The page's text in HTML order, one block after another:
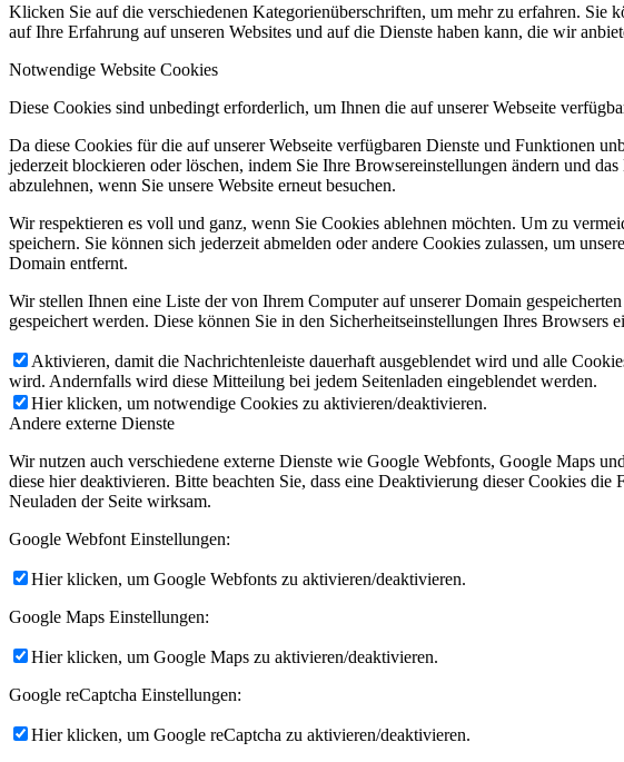
Klicken Sie auf die verschiedenen Kategorienüberschriften, um mehr zu erfahren.
auf Ihre Erfahrung auf unseren Websites und auf die Dienste haben kann, die wir
Notwendige Website Cookies
Diese Cookies sind unbedingt erforderlich, um Ihnen die auf unserer Webseite
Da diese Cookies für die auf unserer Webseite verfügbaren Dienste und Funktionen
jederzeit blockieren oder löschen, indem Sie Ihre Browsereinstellungen ändern und
abzulehnen, wenn Sie unsere Website erneut besuchen.
Wir respektieren es voll und ganz, wenn Sie Cookies ablehnen möchten. Um zu
speichern. Sie können sich jederzeit abmelden oder andere Cookies zulassen, um
Domain entfernt.
Wir stellen Ihnen eine Liste der von Ihrem Computer auf unserer Domain
gespeichert werden. Diese können Sie in den Sicherheitseinstellungen Ihres Browsers
Aktivieren, damit die Nachrichtenleiste dauerhaft ausgeblendet wird und alle
wird. Andernfalls wird diese Mitteilung bei jedem Seitenladen eingeblendet werden.
Hier klicken, um notwendige Cookies zu aktivieren/deaktivieren.
Andere externe Dienste
Wir nutzen auch verschiedene externe Dienste wie Google Webfonts, Google Maps
diese hier deaktivieren. Bitte beachten Sie, dass eine Deaktivierung dieser Cookies
Neuladen der Seite wirksam.
Google Webfont Einstellungen:
Hier klicken, um Google Webfonts zu aktivieren/deaktivieren.
Google Maps Einstellungen:
Hier klicken, um Google Maps zu aktivieren/deaktivieren.
Google reCaptcha Einstellungen:
Hier klicken, um Google reCaptcha zu aktivieren/deaktivieren.